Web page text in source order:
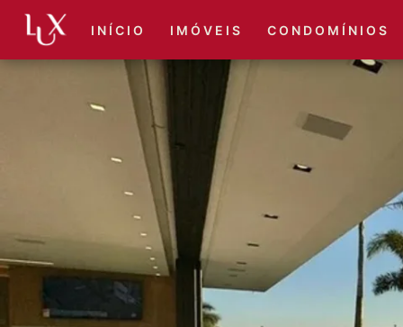
I N Í C I O I M Ó V E I S C O N D O M Í N I O S